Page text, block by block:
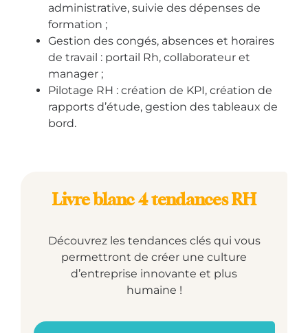
administrative, suivie des dépenses de
formation ;
Gestion des congés, absences et horaires
de travail : portail Rh, collaborateur et
manager ;
Pilotage RH : création de KPI, création de
rapports d’étude, gestion des tableaux de
bord.
Livre blanc 4 tendances RH
Découvrez les tendances clés qui vous
permettront de créer une culture
d’entreprise innovante et plus
humaine !